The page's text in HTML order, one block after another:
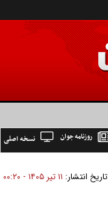
نسخه اصلی روزنامه جوان
تاریخ انتشار: ۱۱ تير ۱۴۰۵ - ۰۰:۲۰